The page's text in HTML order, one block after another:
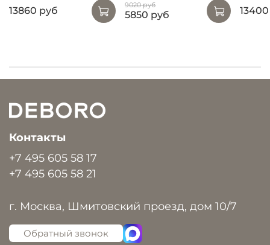
13860 руб 9020 руб
5850 руб
Контакты
+7 495 605 58 17
+7 495 605 58 21
г. Москва, Шмитовский проезд, дом 10/7
Обратный звонок